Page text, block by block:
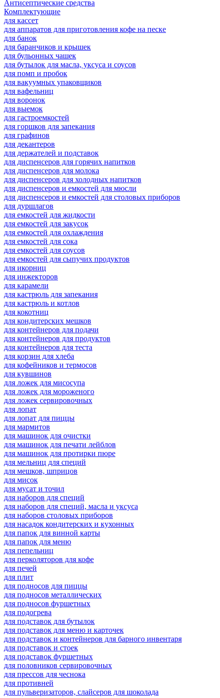
Антисептические средства
Комплектующие
для кассет
для аппаратов для приготовления кофе на песке
для банок
для баранчиков и крышек
для бульонных чашек
для бутылок для масла, уксуса и соусов
для помп и пробок
для вакуумных упаковщиков
для вафельниц
для воронок
для выемок
для гастроемкостей
для горшков для запекания
для графинов
для декантеров
для держателей и подставок
для диспенсеров для горячих напитков
для диспенсеров для молока
для диспенсеров для холодных напитков
для диспенсеров и емкостей для мюсли
для диспенсеров и емкостей для столовых приборов
для дуршлагов
для емкостей для жидкости
для емкостей для закусок
для емкостей для охлаждения
для емкостей для сока
для емкостей для соусов
для емкостей для сыпучих продуктов
для икорниц
для инжекторов
для карамели
для кастрюль для запекания
для кастрюль и котлов
для кокотниц
для кондитерских мешков
для контейнеров для подачи
для контейнеров для продуктов
для контейнеров для теста
для корзин для хлеба
для кофейников и термосов
для кувшинов
для ложек для мисосупа
для ложек для мороженого
для ложек сервировочных
для лопат
для лопат для пиццы
для мармитов
для машинок для очистки
для машинок для печати лейблов
для машинок для протирки пюре
для мельниц для специй
для мешков, шприцов
для мисок
для мусат и точил
для наборов для специй
для наборов для специй, масла и уксуса
для наборов столовых приборов
для насадок кондитерских и кухонных
для папок для винной карты
для папок для меню
для пепельниц
для перколяторов для кофе
для печей
для плит
для подносов для пиццы
для подносов металлических
для подносов фуршетных
для подогрева
для подставок для бутылок
для подставок для меню и карточек
для подставок и контейнеров для барного инвентаря
для подставок и стоек
для подставок фуршетных
для половников сервировочных
для прессов для чеснока
для противней
для пульверизаторов, слайсеров для шоколада